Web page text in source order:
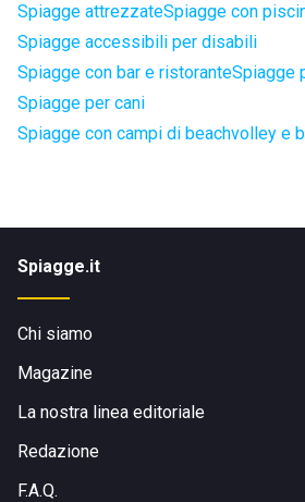
Spiagge attrezzateSpiagge con
Spiagge accessibili per disabili
Spiagge con bar e ristoranteSpiagge
Spiagge per cani
Spiagge con campi di beachvolley e
Spiagge.it
Chi siamo
Magazine
La nostra linea editoriale
Redazione
F.A.Q.